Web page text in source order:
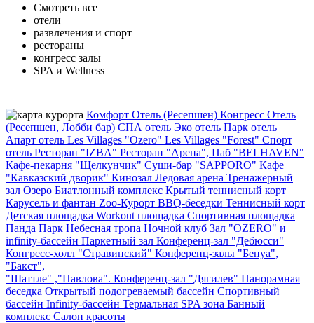
Смотреть все
отели
развлечения и спорт
рестораны
конгресс залы
SPA и Wellness
Комфорт Отель (Ресепшен) Конгресс Отель
(Ресепшен, Лобби бар) СПА отель Эко отель Парк отель
Апарт отель Les Villages "Ozero" Les Villages "Forest" Спорт
отель Ресторан "IZBA" Ресторан "Арена", Паб "BELHAVEN"
Кафе-пекарня "Щелкунчик" Суши-бар "SAPPORO" Кафе
"Кавказский дворик" Кинозал Ледовая арена Тренажерный
зал Озеро Биатлонный комплекс Крытый теннисный корт
Карусель и фантан Zoo-Курорт BBQ-беседки Теннисный корт
Детская площадка Workout площадка Спортивная площадка
Панда Парк Небесная тропа Ночной клуб Зал "OZERO" и
infinity-бассейн Паркетный зал Конференц-зал "Дебюсси"
Конгресс-холл "Стравинский" Конференц-залы "Бенуа",
"Бакст",
"Шаттле" ,"Павлова". Конференц-зал "Дягилев" Панорамная
беседка Открытый подогреваемый бассейн Спортивный
бассейн Infinity-бассейн Термальная SPA зона Банный
комплекс Салон красоты